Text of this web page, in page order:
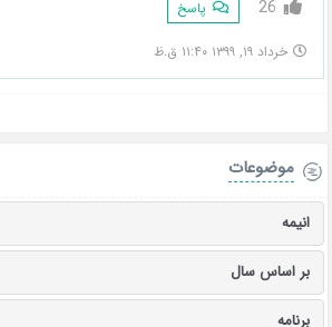
26 پاسخ
خرداد ۱۹, ۱۳۹۹ ۱۱:۴۰ ق.ظ
موضوعات
انیمه
بر اساس سال
برنامه